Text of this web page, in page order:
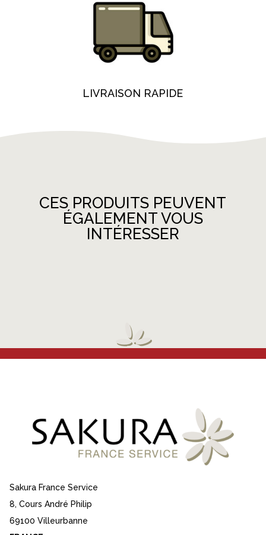
LIVRAISON RAPIDE
CES PRODUITS PEUVENT
ÉGALEMENT VOUS
INTÉRESSER
Sakura France Service
8, Cours André Philip
69100 Villeurbanne